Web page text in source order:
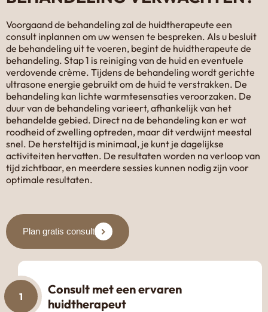
Voorgaand de behandeling zal de huidtherapeute een
consult inplannen om uw wensen te bespreken. Als u besluit
de behandeling uit te voeren, begint de huidtherapeute de
behandeling. Stap 1 is reiniging van de huid en eventuele
verdovende crème. Tijdens de behandeling wordt gerichte
ultrasone energie gebruikt om de huid te verstrakken. De
behandeling kan lichte warmtesensaties veroorzaken. De
duur van de behandeling varieert, afhankelijk van het
behandelde gebied. Direct na de behandeling kan er wat
roodheid of zwelling optreden, maar dit verdwijnt meestal
snel. De hersteltijd is minimaal, je kunt je dagelijkse
activiteiten hervatten. De resultaten worden na verloop van
tijd zichtbaar, en meerdere sessies kunnen nodig zijn voor
optimale resultaten.
Plan gratis consult
1
Consult met een ervaren
huidtherapeut